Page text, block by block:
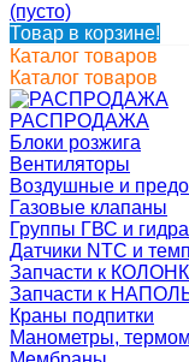
(пусто)
Товар в корзине!
Каталог товаров
Каталог товаров
РАСПРОДАЖА
Блоки розжига
Вентиляторы
Воздушные и
Газовые клапаны
Группы ГВС и
Датчики NTC и
Запчасти к
Запчасти к
Краны подпитки
Манометры,